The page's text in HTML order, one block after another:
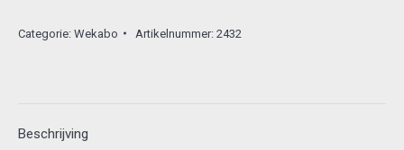
640
Categorie: Wekabo Artikelnummer: 2432
Beschrijving